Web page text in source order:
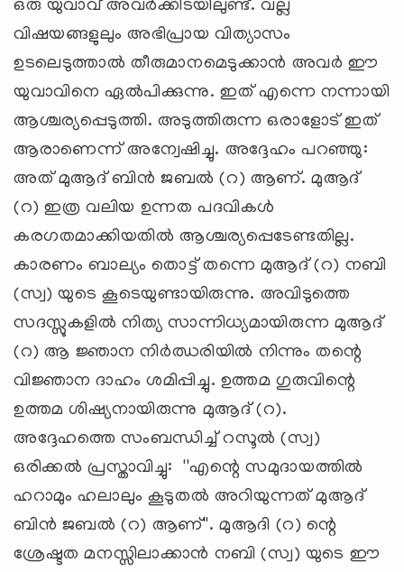
ഒരു യുവാവ് അവര്‍ക്കിടയിലുണ്ട്. വല്ല
വിഷയങ്ങളുലും അഭിപ്രായ വിത്യാസം
ഉടലെടുത്താല്‍ തീരുമാനമെടുക്കാന്‍ അവര്‍ ഈ
യുവാവിനെ ഏല്‍പിക്കുന്നു. ഇത് എന്നെ നന്നായി
ആശ്ചര്യപ്പെടുത്തി. അടുത്തിരുന്ന ഒരാളോട് ഇത്
ആരാണെന്ന് അന്വേഷിച്ചു. അദ്ദേഹം പറഞ്ഞു:
അത് മുആദ് ബിന്‍ ജബല്‍ (റ) ആണ്. മുആദ്
(റ) ഇത്ര വലിയ ഉന്നത പദവികള്‍
കരഗതമാക്കിയതില്‍ ആശ്ചര്യപ്പെടേണ്ടതില്ല.
കാരണം ബാല്യം തൊട്ട് തന്നെ മുആദ് (റ) നബി
(സ്വ) യുടെ കൂടെയുണ്ടായിരുന്നു. അവിടുത്തെ
സദസ്സുകളില്‍ നിത്യ സാന്നിധ്യമായിരുന്ന മുആദ്
(റ) ആ ജ്ഞാന നിര്‍ഝരിയില്‍ നിന്നും തന്റെ
വിജ്ഞാന ദാഹം ശമിപ്പിച്ചു. ഉത്തമ ഗുരുവിന്റെ
ഉത്തമ ശിഷ്യനായിരുന്നു മുആദ് (റ).
അദ്ദേഹത്തെ സംബന്ധിച്ച് റസൂല്‍ (സ്വ)
ഒരിക്കല്‍ പ്രസ്താവിച്ചു: ''എന്റെ സമുദായത്തില്‍
ഹറാമും ഹലാലും കൂടുതല്‍ അറിയുന്നത് മുആദ്
ബിന്‍ ജബല്‍ (റ) ആണ്''. മുആദി (റ) ന്റെ
ശ്രേഷ്ടത മനസ്സിലാക്കാന്‍ നബി (സ്വ) യുടെ ഈ